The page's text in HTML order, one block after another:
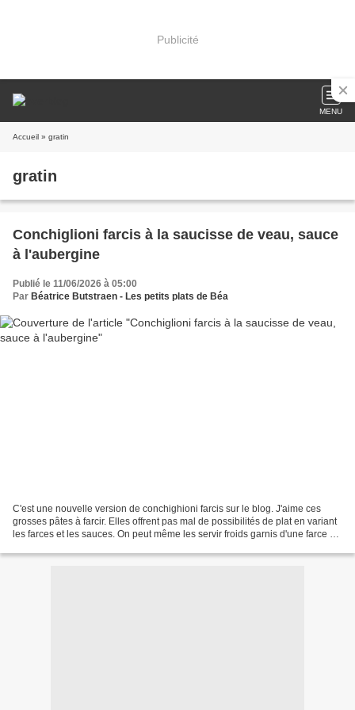
Publicité
MENU
Accueil » gratin
gratin
Conchiglioni farcis à la saucisse de veau, sauce
à l'aubergine
Publié le 11/06/2026 à 05:00
Par Béatrice Butstraen - Les petits plats de Béa
C'est une nouvelle version de conchighioni farcis sur le blog. J'aime ces
grosses pâtes à farcir. Elles offrent pas mal de possibilités de plat en variant
les farces et les sauces. On peut même les servir froids garnis d'une farce à